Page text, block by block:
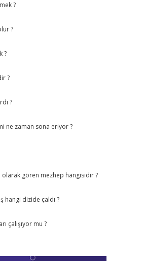
?
?
?
?
?
ne zaman sona eriyor ?
olarak gören mezhep hangisidir ?
hangi dizide çaldı ?
çalışıyor mu ?